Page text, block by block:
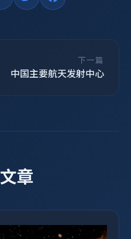
下一篇
中国主要航天发射中心
章